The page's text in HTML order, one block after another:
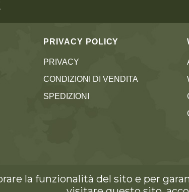
PRIVACY POLICY
PRIVACY
CONDIZIONI DI VENDITA
SPEDIZIONI
la funzionalità del sito e per